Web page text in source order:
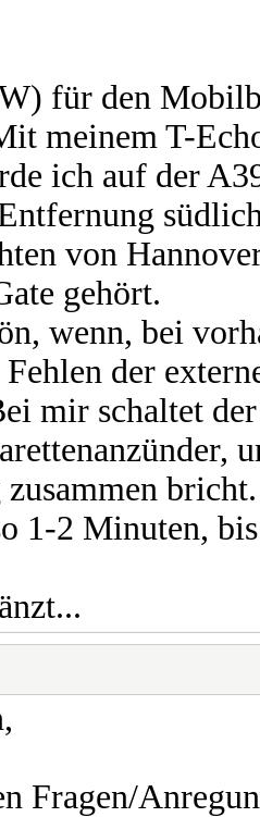
für den
meinem T-
ich auf der
von
gehört.
wenn, bei
der
mir schaltet
zusammen
1-2 Minuten,
Fragen/